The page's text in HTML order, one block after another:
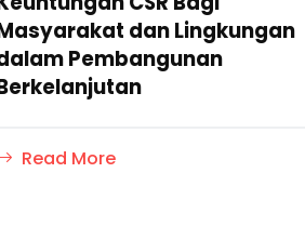
dan Lingkungan
Pembangunan
Read More